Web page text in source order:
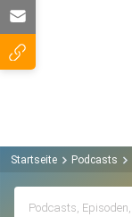
Startseite Podcasts